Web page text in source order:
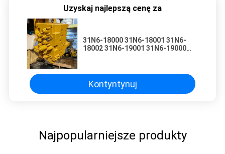
Uzyskaj najlepszą cenę za
31N6-18000 31N6-18001 31N6-
18002 31N6-19001 31N6-19000
Kontyntynuj
Najpopularniejsze produkty